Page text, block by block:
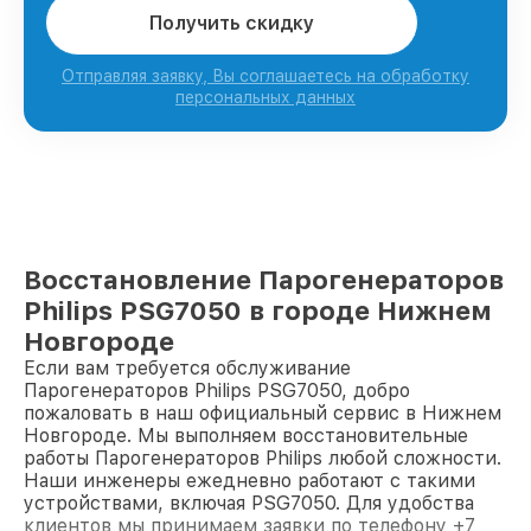
Получить скидку
Отправляя заявку, Вы соглашаетесь на обработку
персональных данных
Восстановление Парогенераторов
Philips PSG7050 в городе Нижнем
Новгороде
Если вам требуется обслуживание
Парогенераторов Philips PSG7050, добро
пожаловать в наш официальный сервис в Нижнем
Новгороде. Мы выполняем восстановительные
работы Парогенераторов Philips любой сложности.
Наши инженеры ежедневно работают с такими
устройствами, включая PSG7050. Для удобства
клиентов мы принимаем заявки по телефону +7